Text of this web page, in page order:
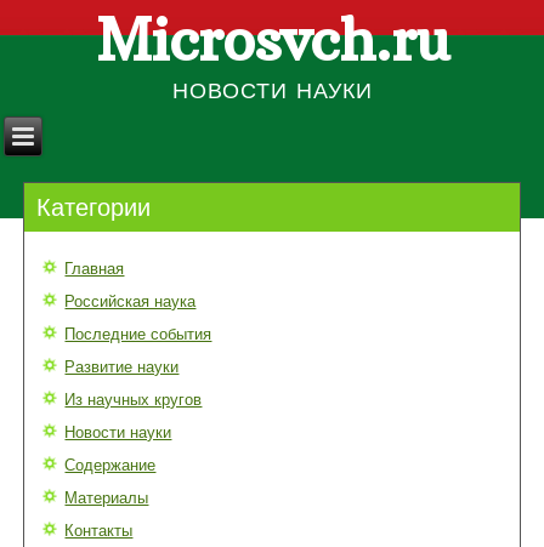
Microsvch.ru
НОВОСТИ НАУКИ
Категории
Главная
Российская наука
Последние события
Развитие науки
Из научных кругов
Новости науки
Содержание
Материалы
Контакты